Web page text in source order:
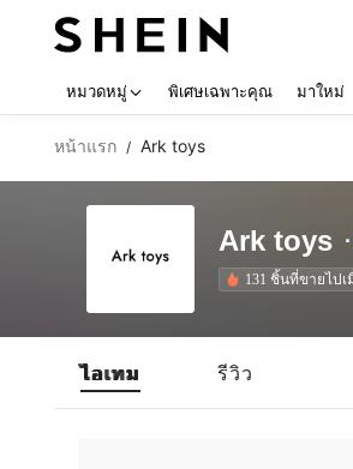
หมวดหมู่ พิเศษเฉพาะคุณ มาใหม่
หน้าแรก / Ark toys
Ark toys
131 ชิ้นที่ขายไปเ
ไอเทม รีวิว